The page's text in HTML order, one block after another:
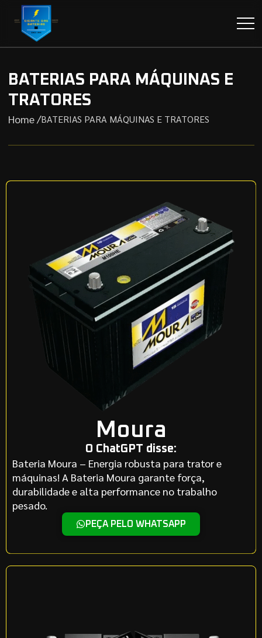
BATERIAS PARA MÁQUINAS E
TRATORES
Home /BATERIAS PARA MÁQUINAS E TRATORES
Moura
O ChatGPT disse:
Bateria Moura – Energia robusta para trator e
máquinas! A Bateria Moura garante força,
durabilidade e alta performance no trabalho
pesado.
PEÇA PELO WHATSAPP